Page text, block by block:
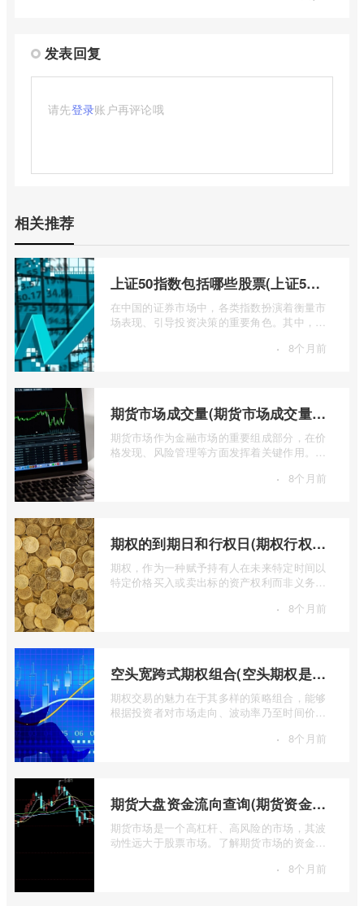
发表回复
请先登录账户再评论哦
相关推荐
上证50指数包括哪些股票(上证50指数包含哪些股票)
在中国的证券市场中，各类指数扮演着衡量市
场表现、引导投资决策的重要角色。其中，上
· 8个月前
期货市场成交量(期货市场成交量萎缩)
期货市场作为金融市场的重要组成部分，在价
格发现、风险管理等方面发挥着关键作用。近
· 8个月前
期权的到期日和行权日(期权行权日到期虚值期权都将清零)
期权，作为一种赋予持有人在未来特定时间以
特定价格买入或卖出标的资产权利而非义务的
· 8个月前
空头宽跨式期权组合(空头期权是什么意思)
期权交易的魅力在于其多样的策略组合，能够
根据投资者对市场走向、波动率乃至时间价值
· 8个月前
期货大盘资金流向查询(期货资金流向查询)
期货市场是一个高杠杆、高风险的市场，其波
动性远大于股票市场。了解期货市场的资金流
· 8个月前